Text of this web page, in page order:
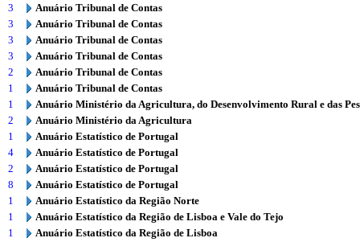
3
Anuário Tribunal de Contas
3
Anuário Tribunal de Contas
3
Anuário Tribunal de Contas
3
Anuário Tribunal de Contas
2
Anuário Tribunal de Contas
1
Anuário Tribunal de Contas
1
Anuário Ministério da Agricultura, do Desenvolvimento Rural e das
2
Anuário Ministério da Agricultura
1
Anuário Estatístico de Portugal
4
Anuário Estatístico de Portugal
2
Anuário Estatístico de Portugal
8
Anuário Estatístico de Portugal
1
Anuário Estatístico da Região Norte
1
Anuário Estatístico da Região de Lisboa e Vale do Tejo
1
Anuário Estatístico da Região de Lisboa